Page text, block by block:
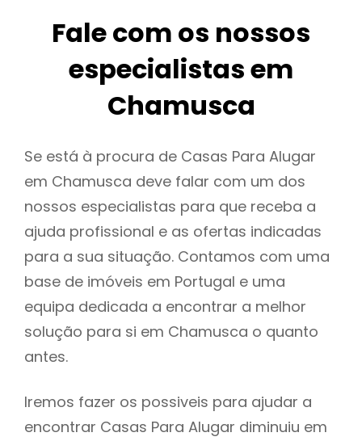
Fale com os nossos
especialistas em
Chamusca
Se está à procura de Casas Para Alugar
em Chamusca deve falar com um dos
nossos especialistas para que receba a
ajuda profissional e as ofertas indicadas
para a sua situação. Contamos com uma
base de imóveis em Portugal e uma
equipa dedicada a encontrar a melhor
solução para si em Chamusca o quanto
antes.
Iremos fazer os possiveis para ajudar a
encontrar Casas Para Alugar diminuiu em